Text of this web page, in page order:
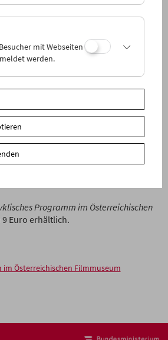
Cornell, Viking Eggeling, Morgan
Ferry Radax, Paul Sharits,
Beispieleden Film als eigenständige
vermittelt. Es wird damit jungen
Film auseinandersetzen, in
Kubelka)
Programm im Österreichischen
9 Euro erhältlich.
im Österreichischen Filmmuseum
mit Webseiten
werden.